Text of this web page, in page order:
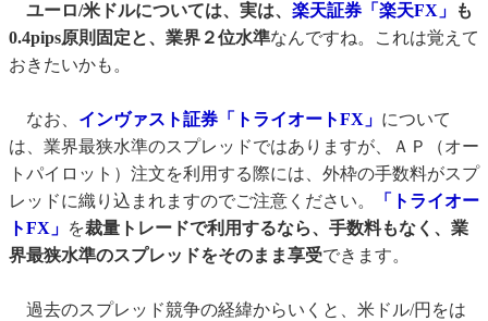
ユーロ/米ドルについては、実は、 楽天証券「楽天FX」
も
0.4pips原則固定と、業界２位水準なんですね。これは覚えて
おきたいかも。
なお、 インヴァスト証券「トライオートFX」 について
は、業界最狭水準のスプレッドではありますが、ＡＰ（オー
トパイロット）注文を利用する際には、外枠の手数料がスプ
レッドに織り込まれますのでご注意ください。
「トライオー
トFX」 を裁量トレードで利用するなら、手数料もなく、業
界最狭水準のスプレッドをそのまま享受できます。
過去のスプレッド競争の経緯からいくと、米ドル/円をは